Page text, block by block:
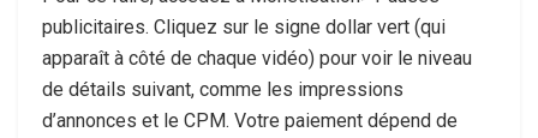
publicitaires. Cliquez sur le signe dollar vert (qui
apparaît à côté de chaque vidéo) pour voir le niveau
de détails suivant, comme les impressions
d’annonces et le CPM. Votre paiement dépend de